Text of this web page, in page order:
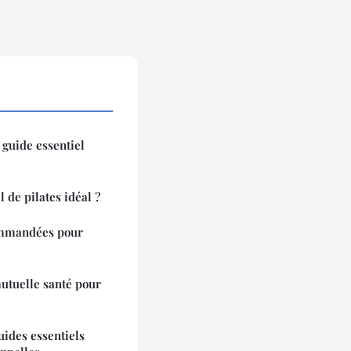
essentiel
de pilates idéal ?
pour
santé pour
essentiels